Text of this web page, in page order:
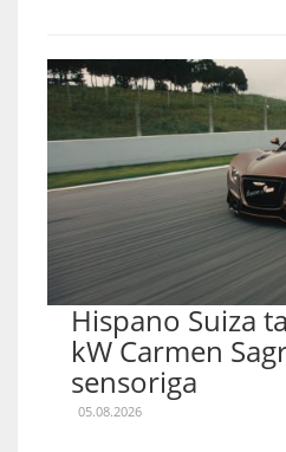
Hispano Suiza
kW Carmen
sensoriga
05.08.2026